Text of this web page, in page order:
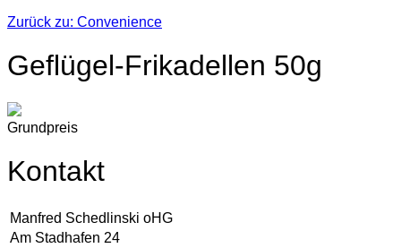
Zurück zu: Convenience
Geflügel-Frikadellen 50g
Grundpreis
Kontakt
Manfred Schedlinski oHG
Am Stadhafen 24